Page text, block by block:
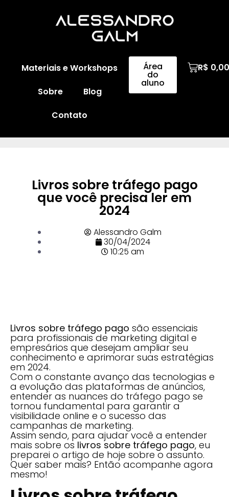
Materiais e Workshops
Sobre
Blog
Contato
Área
do
aluno
R$ 0,00
Livros sobre tráfego pago
que você precisa ler em
2024
Alessandro Galm
30/04/2024
10:25 am
Livros sobre tráfego pago são essenciais
para profissionais de marketing digital e
empresários que desejam ampliar seu
conhecimento e aprimorar suas estratégias
em 2024.
Com o constante avanço das tecnologias e
a evolução das plataformas de anúncios,
entender as nuances do tráfego pago se
tornou fundamental para garantir a
visibilidade online e o sucesso das
campanhas de marketing.
Assim sendo, para ajudar você a entender
mais sobre os livros sobre tráfego pago, eu
preparei o artigo de hoje sobre o assunto.
Quer saber mais? Então acompanhe agora
mesmo!